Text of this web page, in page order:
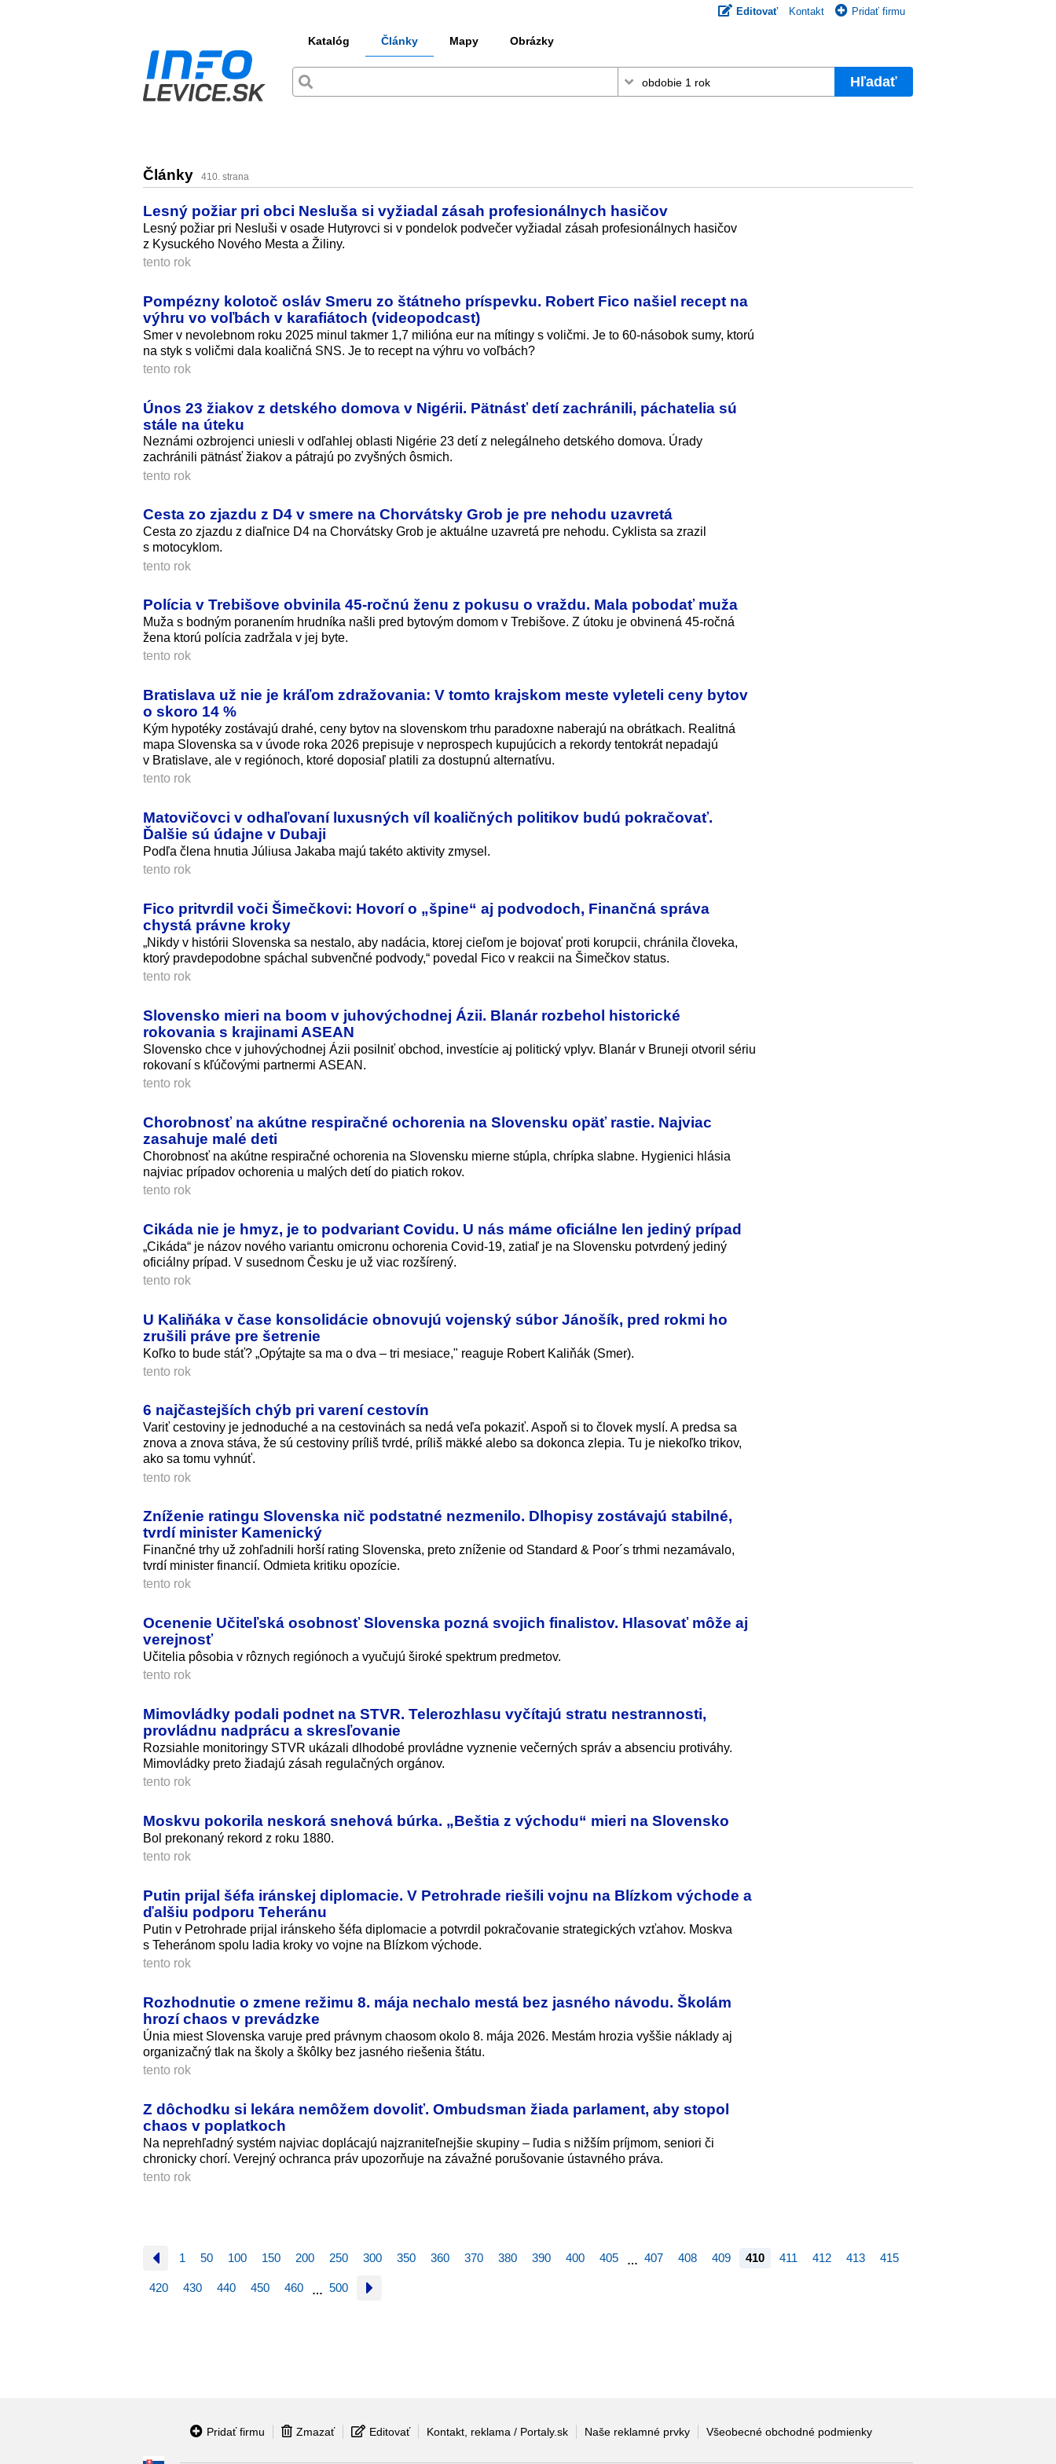
Editovať Kontakt Pridať firmu
Katalóg Články Mapy Obrázky
Hľadať
Články 410. strana
Lesný požiar pri obci Nesluša si vyžiadal zásah profesionálnych hasičov
Lesný požiar pri Nesluši v osade Hutyrovci si v pondelok podvečer vyžiadal zásah profesionálnych hasičov
z Kysuckého Nového Mesta a Žiliny.
tento rok
Pompézny kolotoč osláv Smeru zo štátneho príspevku. Robert Fico našiel recept na
výhru vo voľbách v karafiátoch (videopodcast)
Smer v nevolebnom roku 2025 minul takmer 1,7 milióna eur na mítingy s voličmi. Je to 60-násobok sumy, ktorú
na styk s voličmi dala koaličná SNS. Je to recept na výhru vo voľbách?
tento rok
Únos 23 žiakov z detského domova v Nigérii. Pätnásť detí zachránili, páchatelia sú
stále na úteku
Neznámi ozbrojenci uniesli v odľahlej oblasti Nigérie 23 detí z nelegálneho detského domova. Úrady
zachránili pätnásť žiakov a pátrajú po zvyšných ôsmich.
tento rok
Cesta zo zjazdu z D4 v smere na Chorvátsky Grob je pre nehodu uzavretá
Cesta zo zjazdu z diaľnice D4 na Chorvátsky Grob je aktuálne uzavretá pre nehodu. Cyklista sa zrazil
s motocyklom.
tento rok
Polícia v Trebišove obvinila 45-ročnú ženu z pokusu o vraždu. Mala pobodať muža
Muža s bodným poranením hrudníka našli pred bytovým domom v Trebišove. Z útoku je obvinená 45-ročná
žena ktorú polícia zadržala v jej byte.
tento rok
Bratislava už nie je kráľom zdražovania: V tomto krajskom meste vyleteli ceny bytov
o skoro 14 %
Kým hypotéky zostávajú drahé, ceny bytov na slovenskom trhu paradoxne naberajú na obrátkach. Realitná
mapa Slovenska sa v úvode roka 2026 prepisuje v neprospech kupujúcich a rekordy tentokrát nepadajú
v Bratislave, ale v regiónoch, ktoré doposiaľ platili za dostupnú alternatívu.
tento rok
Matovičovci v odhaľovaní luxusných víl koaličných politikov budú pokračovať.
Ďalšie sú údajne v Dubaji
Podľa člena hnutia Júliusa Jakaba majú takéto aktivity zmysel.
tento rok
Fico pritvrdil voči Šimečkovi: Hovorí o „špine“ aj podvodoch, Finančná správa
chystá právne kroky
„Nikdy v histórii Slovenska sa nestalo, aby nadácia, ktorej cieľom je bojovať proti korupcii, chránila človeka,
ktorý pravdepodobne spáchal subvenčné podvody,“ povedal Fico v reakcii na Šimečkov status.
tento rok
Slovensko mieri na boom v juhovýchodnej Ázii. Blanár rozbehol historické
rokovania s krajinami ASEAN
Slovensko chce v juhovýchodnej Ázii posilniť obchod, investície aj politický vplyv. Blanár v Bruneji otvoril sériu
rokovaní s kľúčovými partnermi ASEAN.
tento rok
Chorobnosť na akútne respiračné ochorenia na Slovensku opäť rastie. Najviac
zasahuje malé deti
Chorobnosť na akútne respiračné ochorenia na Slovensku mierne stúpla, chrípka slabne. Hygienici hlásia
najviac prípadov ochorenia u malých detí do piatich rokov.
tento rok
Cikáda nie je hmyz, je to podvariant Covidu. U nás máme oficiálne len jediný prípad
„Cikáda“ je názov nového variantu omicronu ochorenia Covid-19, zatiaľ je na Slovensku potvrdený jediný
oficiálny prípad. V susednom Česku je už viac rozšírený.
tento rok
U Kaliňáka v čase konsolidácie obnovujú vojenský súbor Jánošík, pred rokmi ho
zrušili práve pre šetrenie
Koľko to bude stáť? „Opýtajte sa ma o dva – tri mesiace," reaguje Robert Kaliňák (Smer).
tento rok
6 najčastejších chýb pri varení cestovín
Variť cestoviny je jednoduché a na cestovinách sa nedá veľa pokaziť. Aspoň si to človek myslí. A predsa sa
znova a znova stáva, že sú cestoviny príliš tvrdé, príliš mäkké alebo sa dokonca zlepia. Tu je niekoľko trikov,
ako sa tomu vyhnúť.
tento rok
Zníženie ratingu Slovenska nič podstatné nezmenilo. Dlhopisy zostávajú stabilné,
tvrdí minister Kamenický
Finančné trhy už zohľadnili horší rating Slovenska, preto zníženie od Standard & Poor´s trhmi nezamávalo,
tvrdí minister financií. Odmieta kritiku opozície.
tento rok
Ocenenie Učiteľská osobnosť Slovenska pozná svojich finalistov. Hlasovať môže aj
verejnosť
Učitelia pôsobia v rôznych regiónoch a vyučujú široké spektrum predmetov.
tento rok
Mimovládky podali podnet na STVR. Telerozhlasu vyčítajú stratu nestrannosti,
provládnu nadprácu a skresľovanie
Rozsiahle monitoringy STVR ukázali dlhodobé provládne vyznenie večerných správ a absenciu protiváhy.
Mimovládky preto žiadajú zásah regulačných orgánov.
tento rok
Moskvu pokorila neskorá snehová búrka. „Beštia z východu“ mieri na Slovensko
Bol prekonaný rekord z roku 1880.
tento rok
Putin prijal šéfa iránskej diplomacie. V Petrohrade riešili vojnu na Blízkom východe a
ďalšiu podporu Teheránu
Putin v Petrohrade prijal iránskeho šéfa diplomacie a potvrdil pokračovanie strategických vzťahov. Moskva
s Teheránom spolu ladia kroky vo vojne na Blízkom východe.
tento rok
Rozhodnutie o zmene režimu 8. mája nechalo mestá bez jasného návodu. Školám
hrozí chaos v prevádzke
Únia miest Slovenska varuje pred právnym chaosom okolo 8. mája 2026. Mestám hrozia vyššie náklady aj
organizačný tlak na školy a škôlky bez jasného riešenia štátu.
tento rok
Z dôchodku si lekára nemôžem dovoliť. Ombudsman žiada parlament, aby stopol
chaos v poplatkoch
Na neprehľadný systém najviac doplácajú najzraniteľnejšie skupiny – ľudia s nižším príjmom, seniori či
chronicky chorí. Verejný ochranca práv upozorňuje na závažné porušovanie ústavného práva.
tento rok
1 50 100 150 200 250 300 350 360 370 380 390 400 405 … 407 408 409 410 411 412 413 415
420 430 440 450 460 … 500
Pridať firmu Zmazať Editovať Kontakt, reklama / Portaly.sk Naše reklamné prvky Všeobecné obchodné podmienky